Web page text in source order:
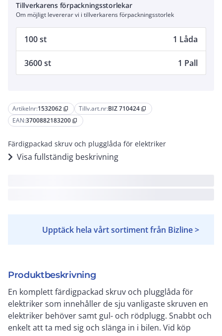
Artikelnr:1532062 content_copy Tillv.art.nr:BIZ 710424 content_copy
EAN:3700882183200 content_copy
Färdigpackad skruv och plugglåda för elektriker
Visa fullständig beskrivning
Upptäck hela vårt sortiment från Bizline >
Produktbeskrivning
En komplett färdigpackad skruv och plugglåda för
elektriker som innehåller de sju vanligaste skruven en
elektriker behöver samt gul- och rödplugg. Snabbt och
enkelt att ta med sig och slänga in i bilen. Vid köp
Tillverkarens förpackningsstorlekar
Om möjligt levererar vi i tillverkarens förpackningsstorlek
100 st 1 Låda
3600 st 1 Pall